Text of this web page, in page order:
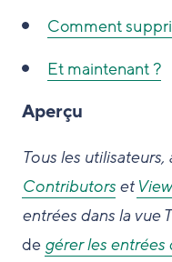
Comment
Et maintenant ?
Aperçu
Tous les utilisateurs,
Contributors et
entrées dans la vue
de gérer les